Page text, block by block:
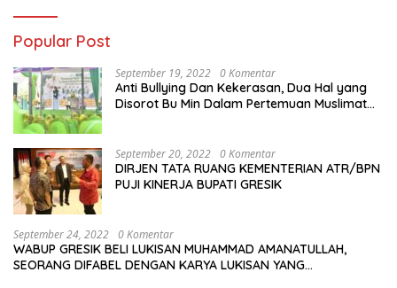
Popular Post
September 19, 2022 0 Komentar
Anti Bullying Dan Kekerasan, Dua Hal yang
Disorot Bu Min Dalam Pertemuan Muslimat
September 20, 2022 0 Komentar
DIRJEN TATA RUANG KEMENTERIAN ATR/BPN
PUJI KINERJA BUPATI GRESIK
September 24, 2022 0 Komentar
WABUP GRESIK BELI LUKISAN MUHAMMAD AMANATULLAH,
SEORANG DIFABEL DENGAN KARYA LUKISAN YANG